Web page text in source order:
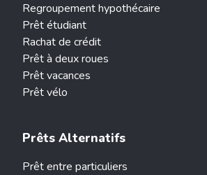
Regroupement hypothécaire
Prêt étudiant
Rachat de crédit
Prêt à deux roues
Prêt vacances
Prêt vélo
Prêts Alternatifs
Prêt entre particuliers